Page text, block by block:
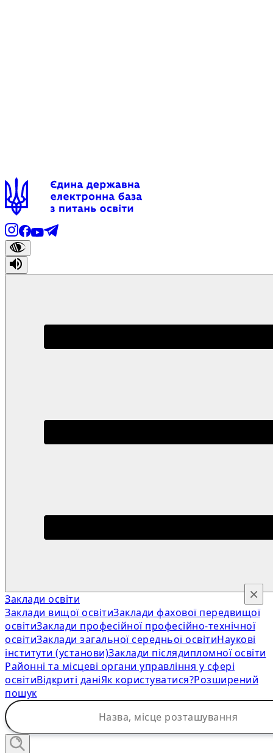
Заклади освіти
Заклади вищої освітиЗаклади фахової передвищої
освітиЗаклади професійної професійно-технічної
освітиЗаклади загальної середньої освітиНаукові
інститути (установи)Заклади післядипломної освіти
Районні та місцеві органи управління у сфері
освітиВідкриті даніЯк користуватися?Розширений
пошук
×